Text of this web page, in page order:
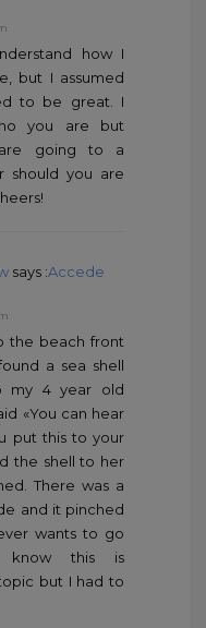
how I
but I assumed
to be great. I
you are but
going to a
should you are
says :Accede
the beach front
a sea shell
my 4 year old
«You can hear
put this to your
the shell to her
There was a
and it pinched
wants to go
know this is
but I had to